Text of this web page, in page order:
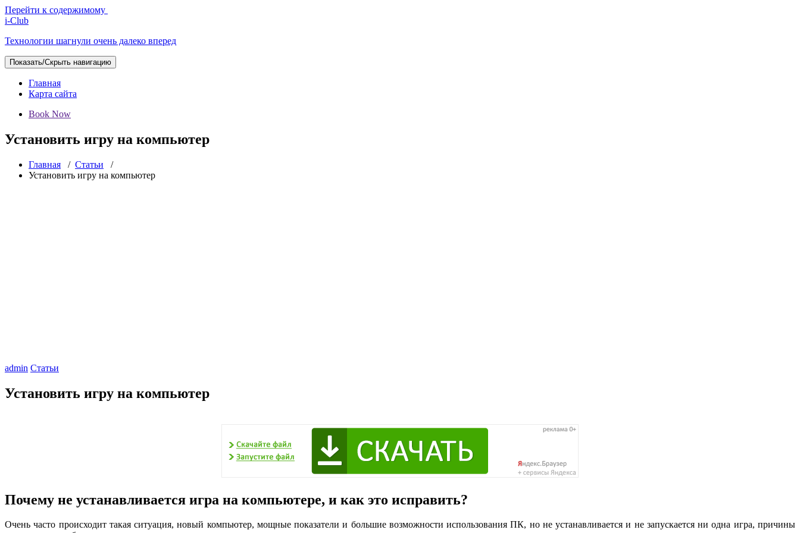
Перейти к содержимому
i-Club
Технологии шагнули очень далеко вперед
Показать/Скрыть навигацию
Главная
Карта сайта
Book Now
Установить игру на компьютер
Главная / Статьи /
Установить игру на компьютер
admin Статьи
Установить игру на компьютер
Почему не устанавливается игра на компьютере, и как это исправить?
Очень часто происходит такая ситуация, новый компьютер, мощные показатели и большие возможности использования ПК, но не устанавливается и не запускается ни одна игра, причины